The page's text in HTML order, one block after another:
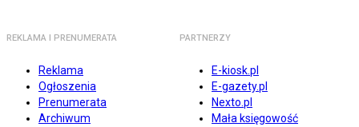
REKLAMA I PRENUMERATA
Reklama
Ogłoszenia
Prenumerata
Archiwum
PARTNERZY
E-kiosk.pl
E-gazety.pl
Nexto.pl
Mała księgowość